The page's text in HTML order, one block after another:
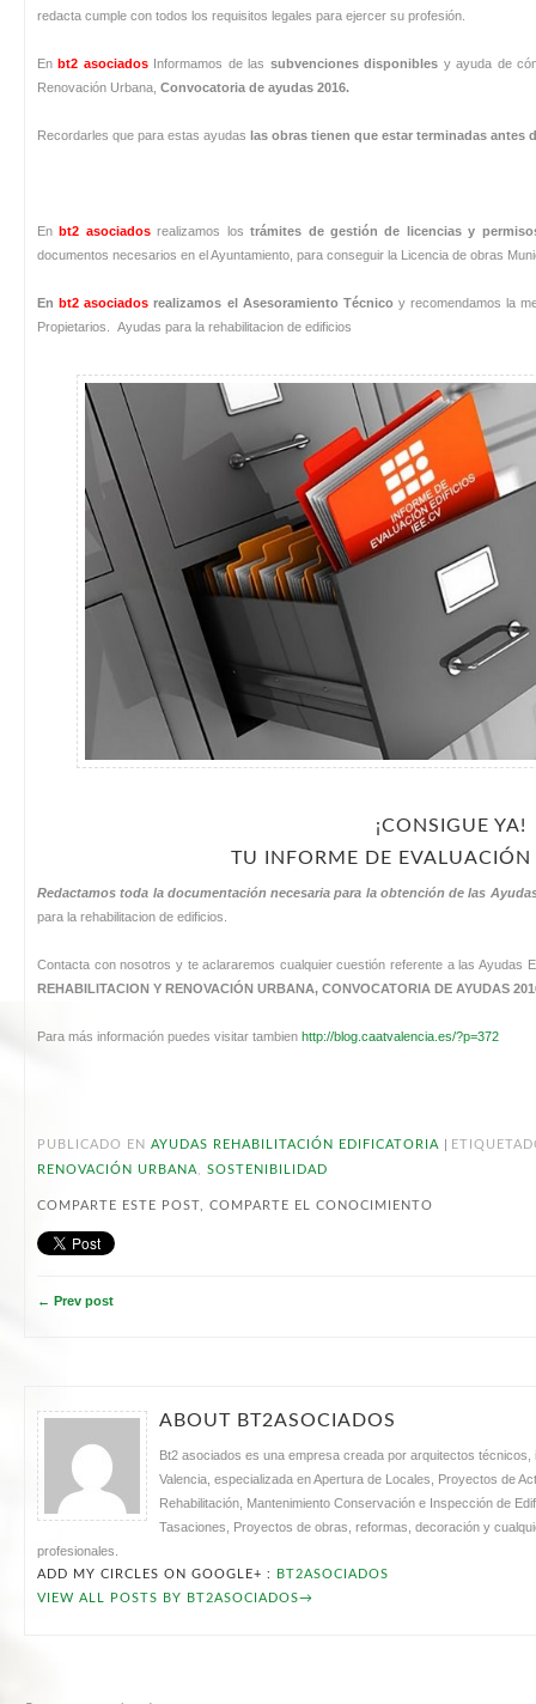
redacta cumple con todos los requisitos legales para ejercer su profesión.
Enbt2 asociados Informamos de las subvenciones disponibles y ayuda de
Renovación Urbana, Convocatoria de ayudas 2016.
Recordarles que para estas ayudas las obras tienen que estar terminadas antes
Enbt2 asociadosrealizamos lostrámites de gestión de licencias y
documentos necesarios en el Ayuntamiento, para conseguir la Licencia de obras
Enbt2 asociados realizamos el Asesoramiento Técnicoy recomendamos la
Propietarios. Ayudas para la rehabilitacion de edificios
¡CONSIGUE YA!
TU INFORME DE
Redactamos toda la documentación necesaria para la obtención de las
para la rehabilitacion de edificios.
Contacta con nosotros y te aclararemos cualquier cuestión referente a las Ayudas
REHABILITACION Y RENOVACIÓN URBANA, CONVOCATORIA DE AYUDAS
Para más información puedes visitar tambien http://blog.caatvalencia.es/?p=372
PUBLICADO EN AYUDAS REHABILITACIÓN EDIFICATORIA |
RENOVACIÓN URBANA
SOSTENIBILIDAD
COMPARTE ESTE POST, COMPARTE EL CONOCIMIENTO
← Prev post
ABOUT BT2ASOCIADOS
Bt2 asociados es una empresa creada por arquitectos
Valencia, especializada en Apertura de Locales, Proyectos de
Rehabilitación, Mantenimiento Conservación e Inspección de
Tasaciones, Proyectos de obras, reformas, decoración y
profesionales.
ADD MY CIRCLES ON GOOGLE+ :
BT2ASOCIADOS
VIEW ALL POSTS BY BT2ASOCIADOS→